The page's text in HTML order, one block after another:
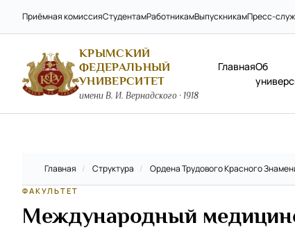
Приёмная комиссияСтудентамРаботникамВыпускникамПресс-
КРЫМСКИЙ
ФЕДЕРАЛЬНЫЙ
УНИВЕРСИТЕТ
имени В. И. Вернадского · 1918
ГлавнаяОб
Главная / Структура / Ордена Трудового Красного
ФАКУЛЬТЕТ
Международный